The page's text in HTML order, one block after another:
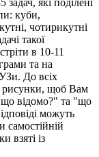
куби,
чотирикутні
такої
в 10-11
та на
До всіх
рисунки, щоб Вам
відомо?" та "що
можуть
самостійній
взяті із